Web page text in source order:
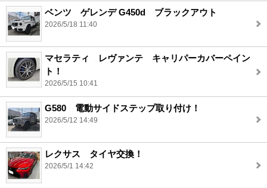
ベンツ ゲレンデ G450d ブラックアウト
2026/5/18 11:40
マセラティ レヴァンテ キャリパーカバーペイン
ト！
2026/5/15 10:41
G580 電動サイドステップ取り付け！
2026/5/12 14:49
レクサス タイヤ交換！
2026/5/1 14:42